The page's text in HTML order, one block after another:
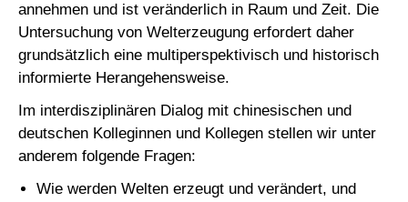
annehmen und ist veränderlich in Raum und Zeit. Die
Untersuchung von Welterzeugung erfordert daher
grundsätzlich eine multiperspektivisch und historisch
informierte Herangehensweise.
Im interdisziplinären Dialog mit chinesischen und
deutschen Kolleginnen und Kollegen stellen wir unter
anderem folgende Fragen:
Wie werden Welten erzeugt und verändert, und